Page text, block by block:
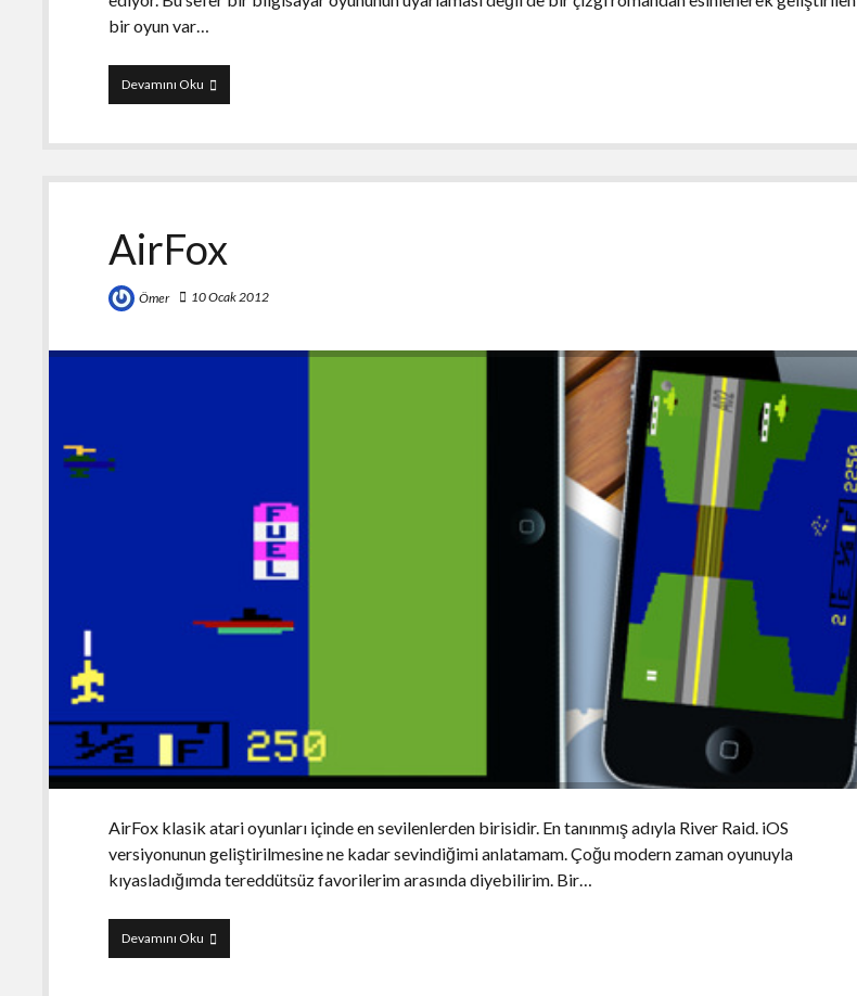
bir oyun var…
Devamını Oku He-
Man:
Most
Game
Universe
AirFox
Ömer 10 Ocak 2012
AirFox klasik atari oyunları içinde en sevilenlerden birisidir. En tanınmış adıyla River Raid. iOS
versiyonunun geliştirilmesine ne kadar sevindiğimi anlatamam. Çoğu modern zaman oyunuyla
kıyasladığımda tereddütsüz favorilerim arasında diyebilirim. Bir…
Devamını Oku AirFox